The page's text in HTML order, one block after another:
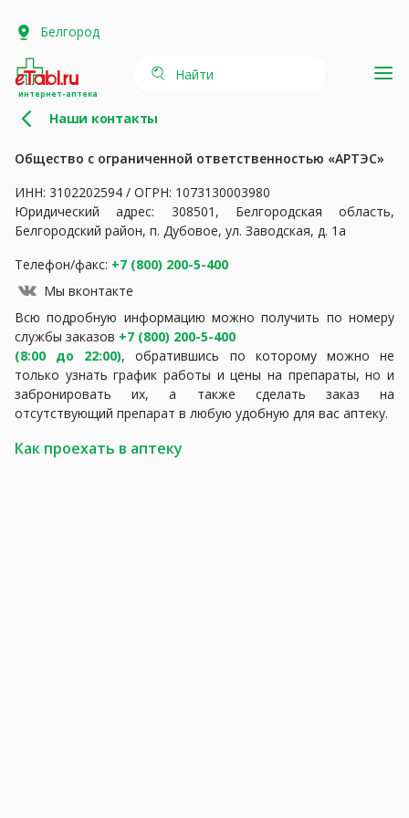
Белгород
интернет-аптека
Найти
Наши контакты
Общество с ограниченной ответственностью «АРТЭС»
ИНН: 3102202594 / ОГРН: 1073130003980
Юридический адрес: 308501, Белгородская область,
Белгородский район, п. Дубовое, ул. Заводская, д. 1а
Телефон/факс: +7 (800) 200-5-400
Мы вконтакте
Всю подробную информацию можно получить по номеру
службы заказов +7 (800) 200-5-400
(8:00 до 22:00), обратившись по которому можно не
только узнать график работы и цены на препараты, но и
забронировать их, а также сделать заказ на
отсутствующий препарат в любую удобную для вас аптеку.
Как проехать в аптеку